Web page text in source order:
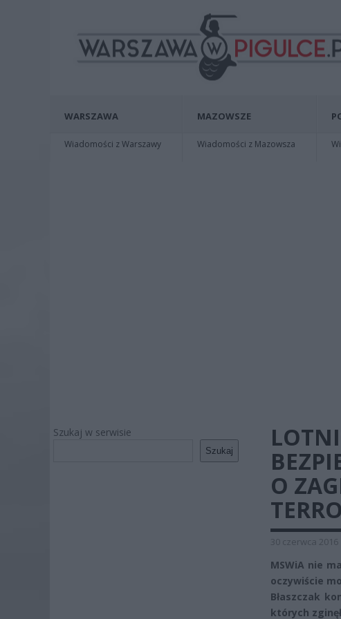
WARSZAWA
Wiadomości z Warszawy
MAZOWSZE
Wiadomości z Mazowsza
Szukaj w serwisie
Szukaj
O
30 czerwca 2016
MSWiA nie
oczywiście
Błaszczak
których